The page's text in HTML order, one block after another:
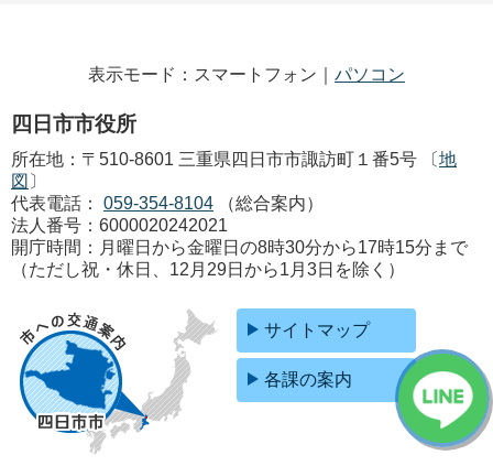
表示モード：スマートフォン｜ パソコン
四日市市役所
所在地：〒510-8601 三重県四日市市諏訪町１番5号 〔地
図 〕
代表電話：
059-354-8104
（総合案内）
法人番号：6000020242021
開庁時間：月曜日から金曜日の8時30分から17時15分まで
（ただし祝・休日、12月29日から1月3日を除く）
サイトマップ
各課の案内